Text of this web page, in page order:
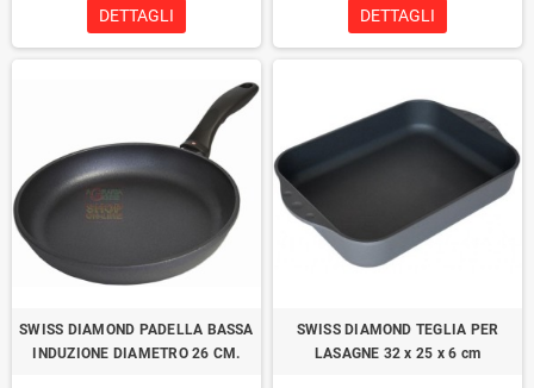
DETTAGLI DETTAGLI
SWISS DIAMOND PADELLA BASSA
INDUZIONE DIAMETRO 26 CM.
SWISS DIAMOND TEGLIA PER
LASAGNE 32 x 25 x 6 cm